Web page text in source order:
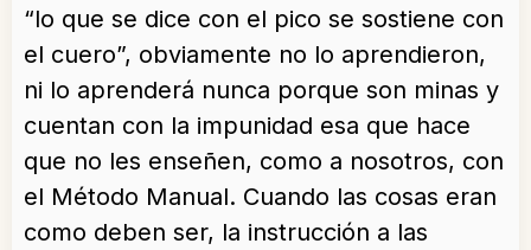
“lo que se dice con el pico se sostiene con
el cuero”, obviamente no lo aprendieron,
ni lo aprenderá nunca porque son minas y
cuentan con la impunidad esa que hace
que no les enseñen, como a nosotros, con
el Método Manual. Cuando las cosas eran
como deben ser, la instrucción a las